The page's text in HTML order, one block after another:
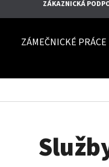
ZÁKAZNICKÁ
ZÁMEČNICKÉ PRÁCE